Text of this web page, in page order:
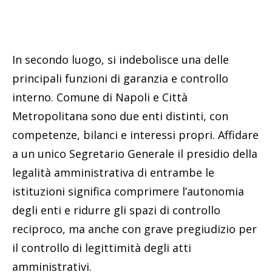
In secondo luogo, si indebolisce una delle
principali funzioni di garanzia e controllo
interno. Comune di Napoli e Città
Metropolitana sono due enti distinti, con
competenze, bilanci e interessi propri. Affidare
a un unico Segretario Generale il presidio della
legalità amministrativa di entrambe le
istituzioni significa comprimere l’autonomia
degli enti e ridurre gli spazi di controllo
reciproco, ma anche con grave pregiudizio per
il controllo di legittimità degli atti
amministrativi.